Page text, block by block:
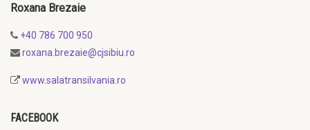
Roxana Brezaie
+40 786 700 950
roxana.brezaie@cjsibiu.ro
www.salatransilvania.ro
FACEBOOK